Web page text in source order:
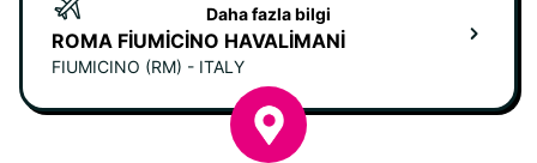
ROMA FIUMICINO HAVALIMANI
FIUMICINO (RM) - ITALY
Daha fazla bilgi